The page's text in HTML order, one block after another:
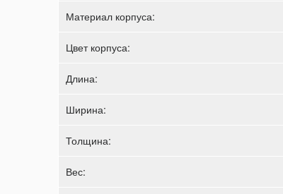
Материал корпуса:
Цвет корпуса:
Длина:
Ширина:
Толщина:
Вес: